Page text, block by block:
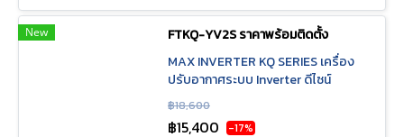
New
FTKQ-YV2S ราคาพร้อมติดตั้ง
MAX INVERTER KQ SERIES เครื่อง
ปรับอากาศระบบ Inverter ดีไซน์
Coanda ส่งลมไกลเรี่ยเพดาน เพื่อความ
เย็นที่ทั่วถึงทั้งห้องอย่างรวดเร็ว มา
฿18,600
฿15,400 -17%